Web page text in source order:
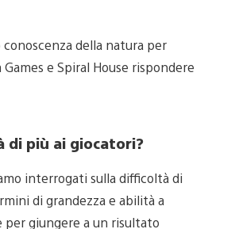
della natura per
e Spiral House rispondere
di più ai giocatori?
interrogati sulla difficoltà di
di grandezza e abilità a
per giungere a un risultato